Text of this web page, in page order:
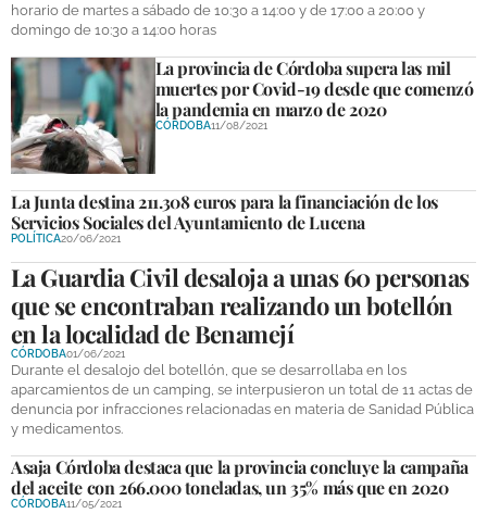
GALERÍAS
horario de martes a sábado de 10:30 a 14:00 y de 17:00 a 20:00 y
domingo de 10:30 a 14:00 horas
La provincia de Córdoba supera las mil
muertes por Covid-19 desde que comenzó
la pandemia en marzo de 2020
CÓRDOBA11/08/2021
La Junta destina 211.308 euros para la financiación de los
Servicios Sociales del Ayuntamiento de Lucena
POLÍTICA20/06/2021
La Guardia Civil desaloja a unas 60 personas
que se encontraban realizando un botellón
en la localidad de Benamejí
CÓRDOBA01/06/2021
Durante el desalojo del botellón, que se desarrollaba en los
aparcamientos de un camping, se interpusieron un total de 11 actas de
denuncia por infracciones relacionadas en materia de Sanidad Pública
y medicamentos.
Asaja Córdoba destaca que la provincia concluye la campaña
del aceite con 266.000 toneladas, un 35% más que en 2020
CÓRDOBA11/05/2021